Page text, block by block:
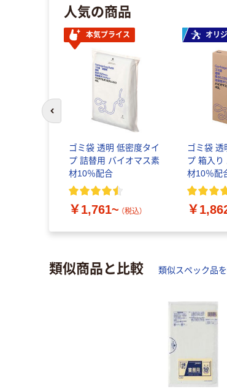
人気の商品
本気プライス
ゴミ袋 透明 低密度タイ
プ 詰替用 バイオマス素
材10％配合
￥1,761~ （税込）
オリ
ゴミ袋 透
プ 箱入り
材10％配
￥
前のスライドへ
類似商品と比較 類似スペック品